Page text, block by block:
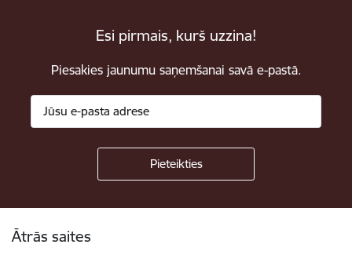
Esi pirmais, kurš uzzina!
Piesakies jaunumu saņemšanai savā e-pastā.
Ātrās saites